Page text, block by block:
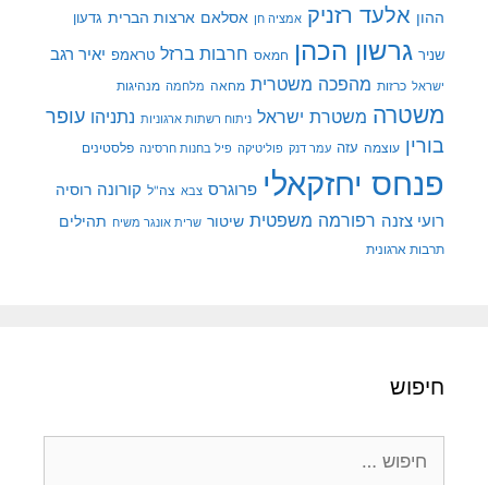
ההון אלעד רזניק אמציה חן אסלאם ארצות הברית גדעון
שניר גרשון הכהן חמאס חרבות ברזל טראמפ יאיר רגב
ישראל כרזות מהפכה משטרית מחאה מלחמה מנהיגות
משטרה משטרת ישראל ניתוח רשתות ארגוניות נתניהו עופר
בורין עוצמה עזה עמר דנק פוליטיקה פיל בחנות חרסינה פלסטינים
פנחס יחזקאלי פרוגרס צבא צה"ל קורונה רוסיה
רועי צזנה רפורמה משפטית שיטור שרית אונגר משיח תהילים
תרבות ארגונית
חיפוש